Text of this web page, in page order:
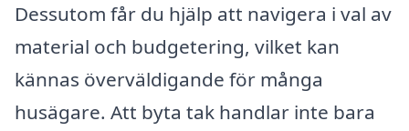
Dessutom får du hjälp att navigera i val av
material och budgetering, vilket kan
kännas överväldigande för många
husägare. Att byta tak handlar inte bara